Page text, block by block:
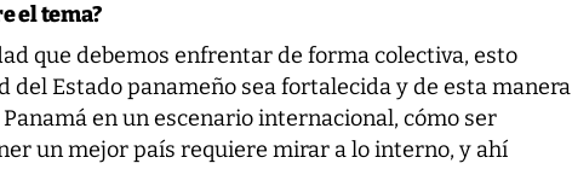
el tema?
que debemos enfrentar de forma colectiva, esto
del Estado panameño sea fortalecida y de esta manera
en un escenario internacional, cómo ser
un mejor país requiere mirar a lo interno, y ahí